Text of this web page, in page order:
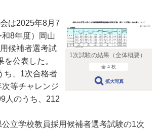
1次試験の結果（全体概要）
全 4 枚
拡大写真
は2025年8月7
8年度）岡山
候補者選考試
公表した。
ち、1次合格者
等チャレンジ
人のうち、212
立学校教員採用候補者選考試験の1次